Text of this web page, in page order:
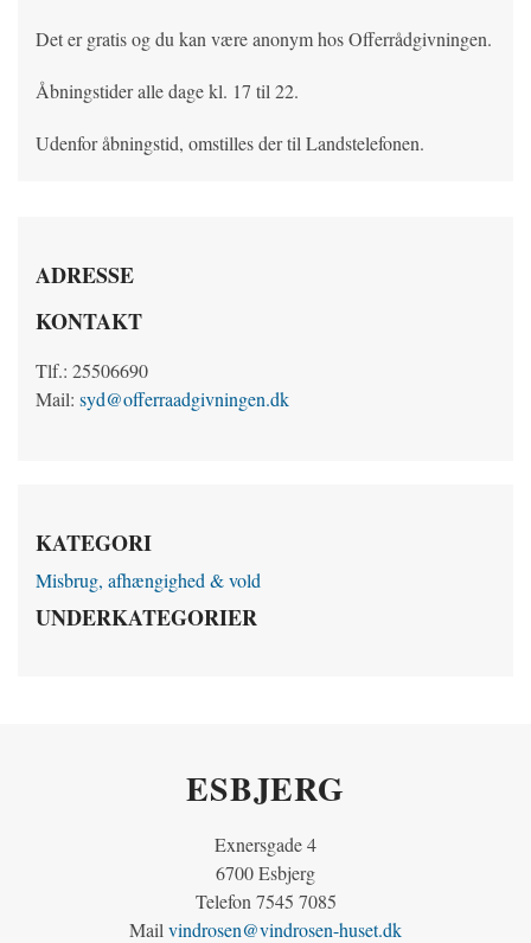
Det er gratis og du kan være anonym hos Offerrådgivningen.
Åbningstider alle dage kl. 17 til 22.
Udenfor åbningstid, omstilles der til Landstelefonen.
ADRESSE
KONTAKT
Tlf.: 25506690
Mail: syd@offerraadgivningen.dk
KATEGORI
Misbrug, afhængighed & vold
UNDERKATEGORIER
ESBJERG
Exnersgade 4
6700 Esbjerg
Telefon 7545 7085
Mail vindrosen@vindrosen-huset.dk